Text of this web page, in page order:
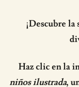
¡Descubre
Haz clic en la
niños ilustrada,